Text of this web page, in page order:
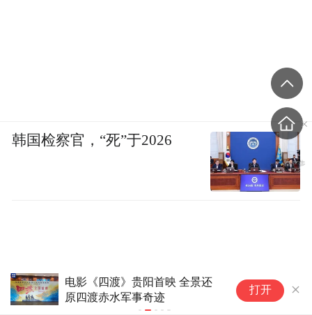
电影《四渡》贵阳首映 全景还
原四渡赤水军事奇迹
特
打开
韩国检察官，“死”于2026